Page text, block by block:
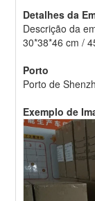
Detalhes da
Descrição da
30*38*46 cm /
Porto
Porto de
Exemplo de